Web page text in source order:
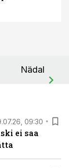
Nädal
09:30
ei saa